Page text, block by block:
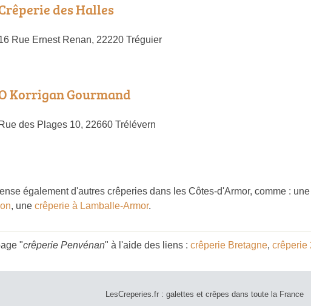
des Halles
Rue Ernest Renan, 22220 Tréguier
Korrigan Gourmand
Rue des Plages 10, 22660 Trélévern
également d'autres crêperies dans les Côtes-d'Armor, comme : une
, une crêperie à Lamballe-Armor.
"crêperie Penvénan" à l'aide des liens : crêperie Bretagne, crêperie
LesCreperies.fr : galettes et crêpes dans toute la France